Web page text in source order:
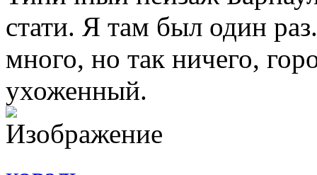
стати. Я там был один
много, но так ничего,
ухоженный.